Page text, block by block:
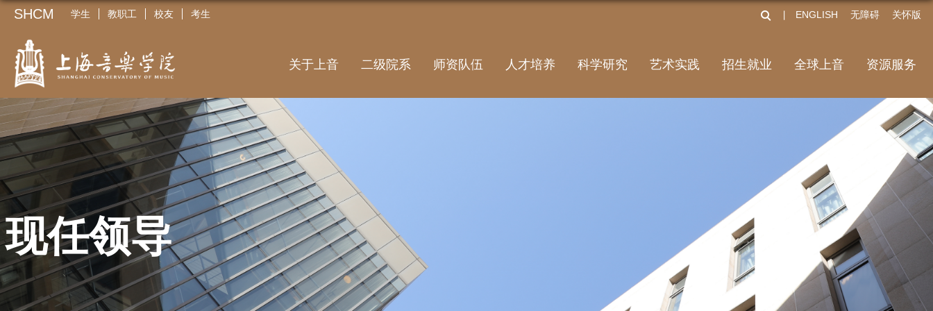
SHCM 学生 教职工 校友 考生 ENGLISH 无障碍 关怀版
关于上音 二级院系 师资队伍 人才培养 科学研究 艺术实践 招生就业 全球上音 资源服务
现任领导